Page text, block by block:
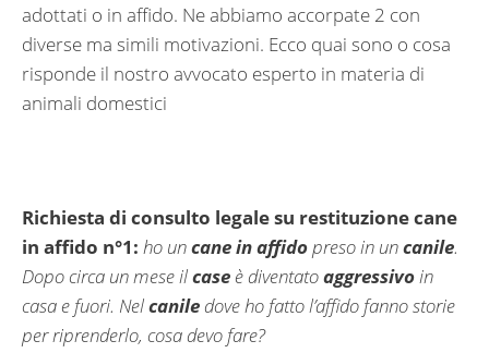
adottati o in affido. Ne abbiamo accorpate 2 con
diverse ma simili motivazioni. Ecco quai sono o cosa
risponde il nostro avvocato esperto in materia di
animali domestici
Richiesta di consulto legale su restituzione cane
in affido n°1: ho uncane in affidopreso in uncanile.
Dopo circa un mese ilcaseè diventatoaggressivoin
casa e fuori. Nelcanile dove ho fatto l’affido fanno storie
per riprenderlo, cosa devo fare?